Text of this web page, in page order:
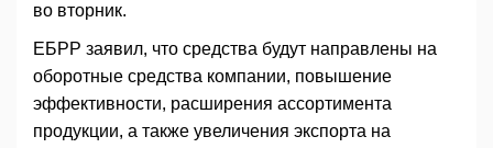
во вторник.
ЕБРР заявил, что средства будут направлены на
оборотные средства компании, повышение
эффективности, расширения ассортимента
продукции, а также увеличения экспорта на